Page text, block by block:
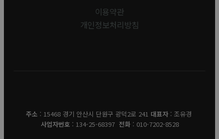
이용약관
개인정보처리방침
주소 : 15468 경기 안산시 단원구 광덕2로 241 대표자: 조유경
사업자번호: 134-25-68397 전화: 010-7202-8528